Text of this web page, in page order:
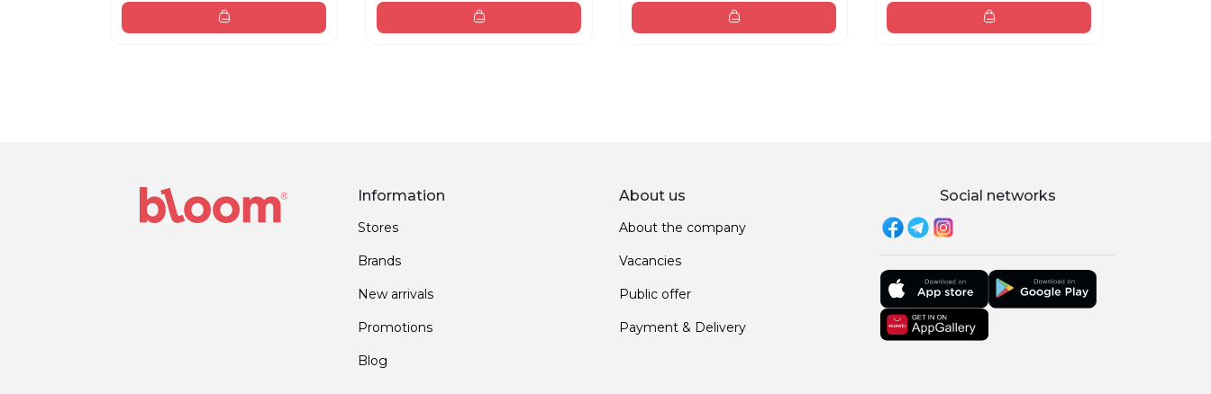
Information
Stores
Brands
New arrivals
Promotions
Blog
About us
About the company
Vacancies
Public offer
Payment & Delivery
Social networks